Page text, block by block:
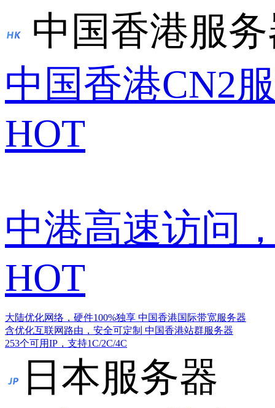
中国香港服
中国香港CN2
HOT
中港高速访问
HOT
大陆优化网络，硬件100%独享 中国香港国际带宽服务器
含优化互联网路由，安全可定制 中国香港站群服务器
253个可用IP，支持1C/2C/4C
日本服务器